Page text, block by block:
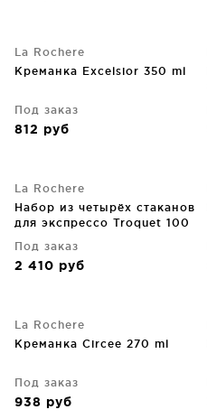
La Rochere
Креманка Excelsior 350 ml
Под заказ
812 руб
La Rochere
Набор из четырёх стаканов
для экспрессо Troquet 100
Под заказ
2 410 руб
La Rochere
Креманка Circee 270 ml
Под заказ
938 руб